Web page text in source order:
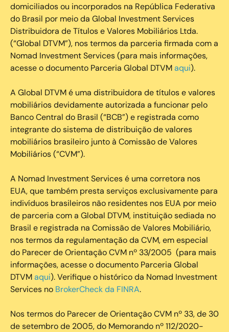
domiciliados ou incorporados na República Federativa
do Brasil por meio da Global Investment Services
Distribuidora de Títulos e Valores Mobiliários Ltda.
(“Global DTVM”), nos termos da parceria firmada com a
Nomad Investment Services (para mais informações,
acesse o documento Parceria Global DTVMaqui).
A Global DTVM é uma distribuidora de títulos e valores
mobiliários devidamente autorizada a funcionar pelo
Banco Central do Brasil (“BCB”) e registrada como
integrante do sistema de distribuição de valores
mobiliários brasileiro junto à Comissão de Valores
Mobiliários (“CVM”).
‍A Nomad Investment Services é uma corretora nos
EUA, que também presta serviços exclusivamente para
indivíduos brasileiros não residentes nos EUA por meio
de parceria com a Global DTVM, instituição sediada no
Brasil e registrada na Comissão de Valores Mobiliário,
nos termos da regulamentação da CVM, em especial
do Parecer de Orientação CVM nº 33/2005 (para mais
informações, acesse o documento Parceria Global
DTVMaqui). Verifique o histórico da Nomad Investment
Services no BrokerCheck da FINRA.
Nos termos do Parecer de Orientação CVM nº 33, de 30
de setembro de 2005, do Memorando nº 112/2020-